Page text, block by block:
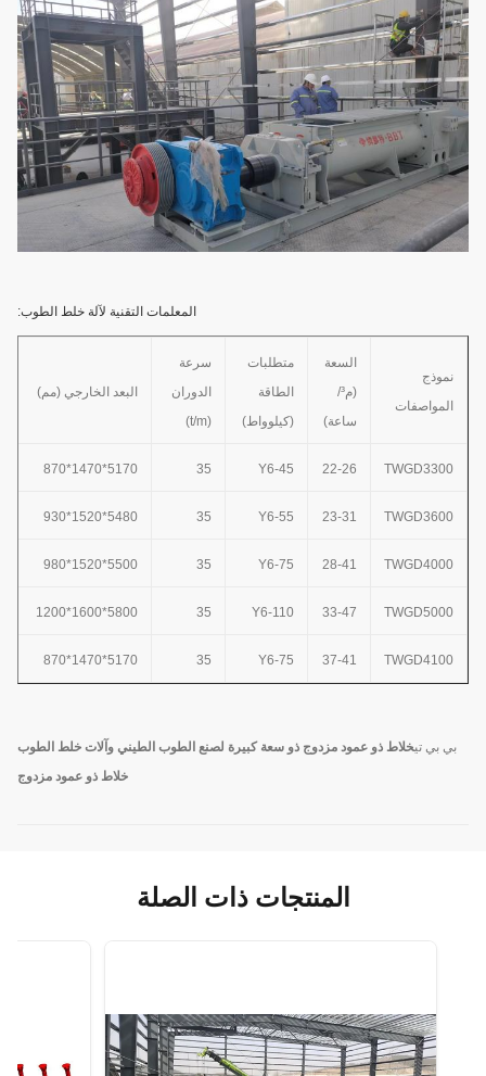
المعلمات التقنية لآلة خلط الطوب:
نموذج
المواصفات
السعة
(م³/
ساعة)
متطلبات
الطاقة
(كيلوواط)
سرعة
الدوران
(t/m)
البعد الخارجي (مم)
TWGD3300
22-26
Y6-45
35
5170*1470*870
TWGD3600
23-31
Y6-55
35
5480*1520*930
TWGD4000
28-41
Y6-75
35
5500*1520*980
TWGD5000
33-47
Y6-110
35
5800*1600*1200
TWGD4100
37-41
Y6-75
35
5170*1470*870
بي بي تيخلاط ذو عمود مزدوج ذو سعة كبيرة لصنع الطوب الطيني وآلات خلط الطوب
خلاط ذو عمود مزدوج
المنتجات ذات الصلة